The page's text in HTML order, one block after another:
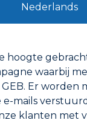
PTFE GAS-
Nederlands
hoogte
waarbij
Er worden
mails
klanten met